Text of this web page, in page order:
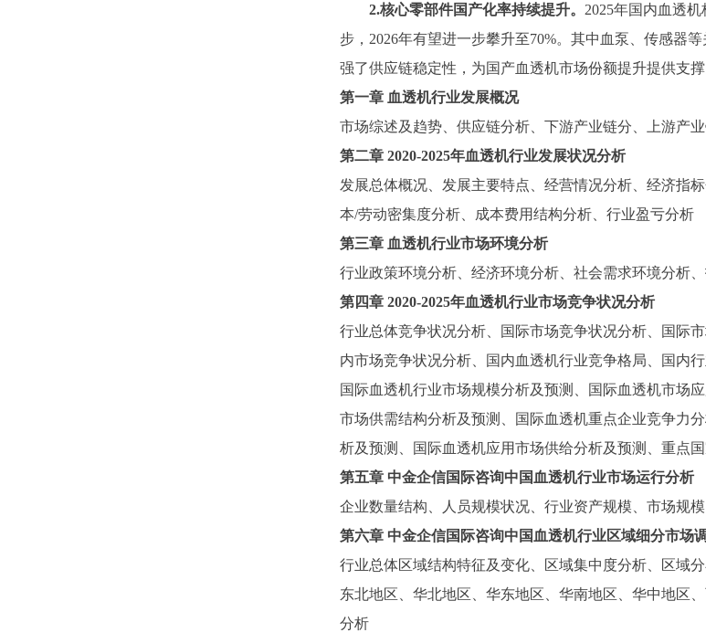
2.核心零部件国产化率持续提升。 2025年国内血透
步，2026年有望进一步攀升至70%。其中血泵、传感器
强了供应链稳定性，为国产血透机市场份额提升提供支撑
第一章 血透机行业发展概况
市场综述及趋势、供应链分析、下游产业链分、上游产
第二章 2020-2025年血透机行业发展状况分析
发展总体概况、发展主要特点、经营情况分析、经济指
本/劳动密集度分析、成本费用结构分析、行业盈亏分析
第三章 血透机行业市场环境分析
行业政策环境分析、经济环境分析、社会需求环境分析
第四章 2020-2025年血透机行业市场竞争状况分析
行业总体竞争状况分析、国际市场竞争状况分析、国际
内市场竞争状况分析、国内血透机行业竞争格局、国内
国际血透机行业市场规模分析及预测、国际血透机市场
市场供需结构分析及预测、国际血透机重点企业竞争力
析及预测、国际血透机应用市场供给分析及预测、重点
第五章 中金企信国际咨询中国血透机行业市场运行分析
企业数量结构、人员规模状况、行业资产规模、市场规
第六章 中金企信国际咨询中国血透机行业区域细分市场
行业总体区域结构特征及变化、区域集中度分析、区域
东北地区、华北地区、华东地区、华南地区、华中地区
分析